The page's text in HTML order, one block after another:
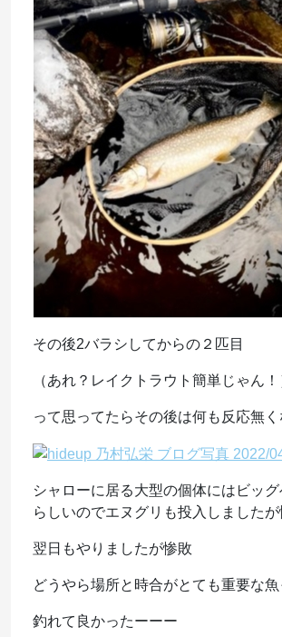
その後2バラシしてからの２匹目
（あれ？レイクトラウト簡単じゃん！
って思ってたらその後は何も反応無く
シャローに居る大型の個体にはビッグ
らしいのでエヌグリも投入しましたが
翌日もやりましたが惨敗
どうやら場所と時合がとても重要な
釣れて良かったーーー